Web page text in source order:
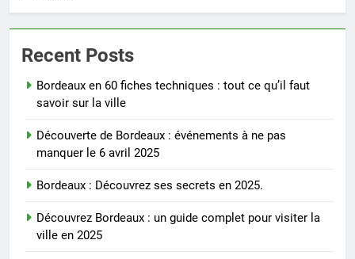
Recent Posts
Bordeaux en 60 fiches techniques : tout ce qu’il faut
savoir sur la ville
Découverte de Bordeaux : événements à ne pas
manquer le 6 avril 2025
Bordeaux : Découvrez ses secrets en 2025.
Découvrez Bordeaux : un guide complet pour visiter la
ville en 2025